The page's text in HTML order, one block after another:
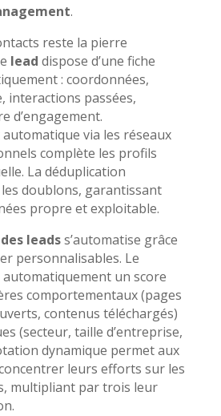
.
reste la pierre
lead dispose d’une fiche
: coordonnées,
interactions passées,
d’engagement.
automatique via les réseaux
complète les profils
La déduplication
doublons, garantissant
propre et exploitable.
leadss’automatise grâce
personnalisables. Le
un score
comportementaux (pages
contenus téléchargés)
(secteur, taille d’entreprise,
dynamique permet aux
leurs efforts sur les
multipliant par trois leur